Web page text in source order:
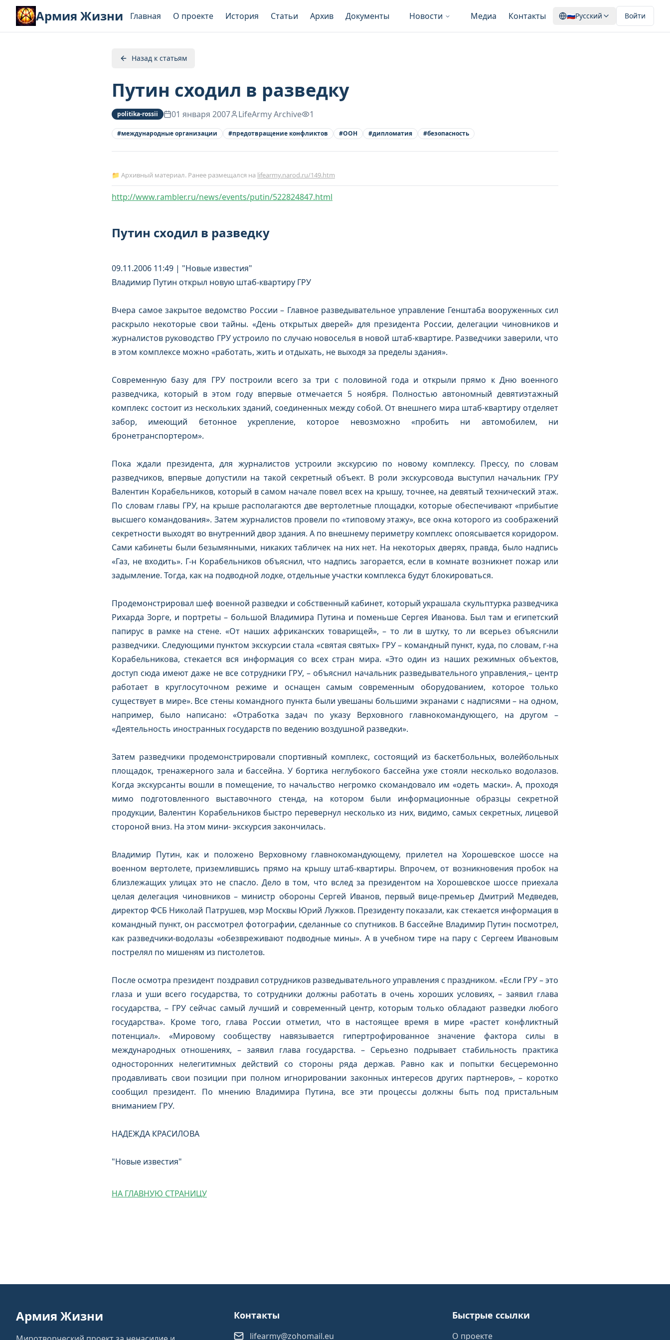
Армия Жизни Главная О проекте История Статьи Архив Документы Новости Медиа Контакты 🇷🇺Русский Войти
Назад к статьям
Путин сходил в разведку
politika-rossii 01 января 2007 LifeArmy Archive 1
#международные организации #предотвращение конфликтов #ООН #дипломатия #безопасность
📁 Архивный материал. Ранее размещался на lifearmy.narod.ru/149.htm
http://www.rambler.ru/news/events/putin/522824847.html
Путин сходил в разведку
09.11.2006 11:49 | "Новые известия"
Владимир Путин открыл новую штаб-квартиру ГРУ
Вчера самое закрытое ведомство России – Главное разведывательное управление Генштаба вооруженных сил
раскрыло некоторые свои тайны. «День открытых дверей» для президента России, делегации чиновников и
журналистов руководство ГРУ устроило по случаю новоселья в новой штаб-квартире. Разведчики заверили, что
в этом комплексе можно «работать, жить и отдыхать, не выходя за пределы здания».
Современную базу для ГРУ построили всего за три с половиной года и открыли прямо к Дню военного
разведчика, который в этом году впервые отмечается 5 ноября. Полностью автономный девятиэтажный
комплекс состоит из нескольких зданий, соединенных между собой. От внешнего мира штаб-квартиру отделяет
забор, имеющий бетонное укрепление, которое невозможно «пробить ни автомобилем, ни
бронетранспортером».
Пока ждали президента, для журналистов устроили экскурсию по новому комплексу. Прессу, по словам
разведчиков, впервые допустили на такой секретный объект. В роли экскурсовода выступил начальник ГРУ
Валентин Корабельников, который в самом начале повел всех на крышу, точнее, на девятый технический этаж.
По словам главы ГРУ, на крыше располагаются две вертолетные площадки, которые обеспечивают «прибытие
высшего командования». Затем журналистов провели по «типовому этажу», все окна которого из соображений
секретности выходят во внутренний двор здания. А по внешнему периметру комплекс опоясывается коридором.
Сами кабинеты были безымянными, никаких табличек на них нет. На некоторых дверях, правда, было надпись
«Газ, не входить». Г-н Корабельников объяснил, что надпись загорается, если в комнате возникнет пожар или
задымление. Тогда, как на подводной лодке, отдельные участки комплекса будут блокироваться.
Продемонстрировал шеф военной разведки и собственный кабинет, который украшала скульптурка разведчика
Рихарда Зорге, и портреты – большой Владимира Путина и поменьше Сергея Иванова. Был там и египетский
папирус в рамке на стене. «От наших африканских товарищей», – то ли в шутку, то ли всерьез объяснили
разведчики. Следующими пунктом экскурсии стала «святая святых» ГРУ – командный пункт, куда, по словам, г-на
Корабельникова, стекается вся информация со всех стран мира. «Это один из наших режимных объектов,
доступ сюда имеют даже не все сотрудники ГРУ, – объяснил начальник разведывательного управления,– центр
работает в круглосуточном режиме и оснащен самым современным оборудованием, которое только
существует в мире». Все стены командного пункта были увешаны большими экранами с надписями – на одном,
например, было написано: «Отработка задач по указу Верховного главнокомандующего, на другом –
«Деятельность иностранных государств по ведению воздушной разведки».
Затем разведчики продемонстрировали спортивный комплекс, состоящий из баскетбольных, волейбольных
площадок, тренажерного зала и бассейна. У бортика неглубокого бассейна уже стояли несколько водолазов.
Когда экскурсанты вошли в помещение, то начальство негромко скомандовало им «одеть маски». А, проходя
мимо подготовленного выставочного стенда, на котором были информационные образцы секретной
продукции, Валентин Корабельников быстро перевернул несколько из них, видимо, самых секретных, лицевой
стороной вниз. На этом мини- экскурсия закончилась.
Владимир Путин, как и положено Верховному главнокомандующему, прилетел на Хорошевское шоссе на
военном вертолете, приземлившись прямо на крышу штаб-квартиры. Впрочем, от возникновения пробок на
близлежащих улицах это не спасло. Дело в том, что вслед за президентом на Хорошевское шоссе приехала
целая делегация чиновников – министр обороны Сергей Иванов, первый вице-премьер Дмитрий Медведев,
директор ФСБ Николай Патрушев, мэр Москвы Юрий Лужков. Президенту показали, как стекается информация в
командный пункт, он рассмотрел фотографии, сделанные со спутников. В бассейне Владимир Путин посмотрел,
как разведчики-водолазы «обезвреживают подводные мины». А в учебном тире на пару с Сергеем Ивановым
пострелял по мишеням из пистолетов.
После осмотра президент поздравил сотрудников разведывательного управления с праздником. «Если ГРУ – это
глаза и уши всего государства, то сотрудники должны работать в очень хороших условиях, – заявил глава
государства, – ГРУ сейчас самый лучший и современный центр, которым только обладают разведки любого
государства». Кроме того, глава России отметил, что в настоящее время в мире «растет конфликтный
потенциал». «Мировому сообществу навязывается гипертрофированное значение фактора силы в
международных отношениях, – заявил глава государства. – Серьезно подрывает стабильность практика
односторонних нелегитимных действий со стороны ряда держав. Равно как и попытки бесцеремонно
продавливать свои позиции при полном игнорировании законных интересов других партнеров», – коротко
сообщил президент. По мнению Владимира Путина, все эти процессы должны быть под пристальным
вниманием ГРУ.
НАДЕЖДА КРАСИЛОВА
"Новые известия"
НА ГЛАВНУЮ СТРАНИЦУ
Армия Жизни Контакты
lifearmy@zohomail.eu
Быстрые ссылки
О проекте